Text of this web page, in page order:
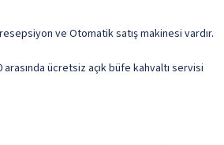
ve Otomatik satış makinesi vardır.
ücretsiz açık büfe kahvaltı servisi